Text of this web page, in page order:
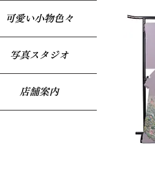
可愛い小物色々
写真スタジオ
店舗案内